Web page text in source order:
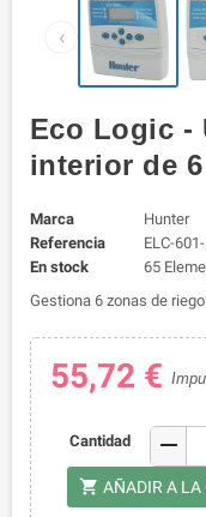
‹
Eco Logic -
interior de
Marca
Hunter
Referencia
ELC-
En stock
65
Gestiona 6 zonas de
55,72 €
Cantidad remove
shopping_cart AÑADIR A LA